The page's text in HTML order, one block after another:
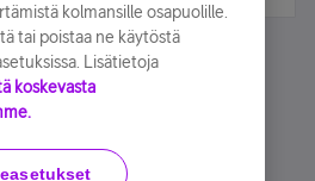
Accessibility statement
kolmansille osapuolille.
tai poistaa ne käytöstä
Lisätietoja
koskevasta